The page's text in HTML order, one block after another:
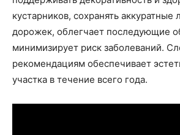
кустарников, сохранять аккуратные
дорожек, облегчает последующие
минимизирует риск заболеваний.
рекомендациям обеспечивает
участка в течение всего года.